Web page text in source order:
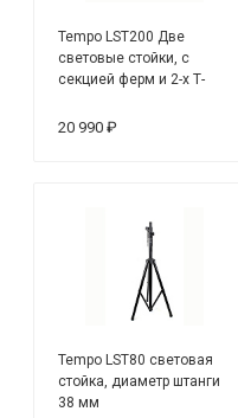
Tempo LST200 Две
световые стойки, с
секцией ферм и 2-х Т-
20 990 ₽
Tempo LST80 световая
стойка, диаметр штанги
38 мм